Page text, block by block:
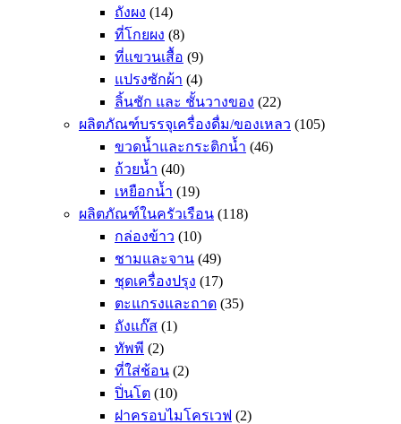
ถังผง (14)
ที่โกยผง (8)
ที่แขวนเสื้อ (9)
แปรงซักผ้า (4)
ลิ้นชัก และ ชั้นวางของ (22)
ผลิตภัณฑ์บรรจุเครื่องดื่ม/ของเหลว (105)
ขวดน้ำและกระติกน้ำ (46)
ถ้วยน้ำ (40)
เหยือกน้ำ (19)
ผลิตภัณฑ์ในครัวเรือน (118)
กล่องข้าว (10)
ชามและจาน (49)
ชุดเครื่องปรุง (17)
ตะแกรงและถาด (35)
ถังแก๊ส (1)
ทัพพี (2)
ที่ใส่ช้อน (2)
ปิ่นโต (10)
ฝาครอบไมโครเวฟ (2)